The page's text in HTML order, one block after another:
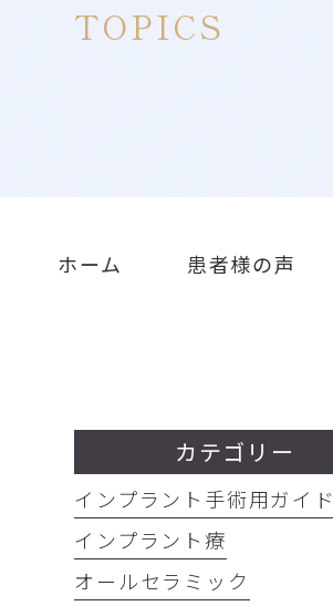
TOPICS
ホーム 患者様の声
カテゴリー
インプラント手術用ガイド
インプラント療
オールセラミック